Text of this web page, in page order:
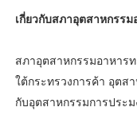
เกี่ยวกับสภาอุตสาหกรรม
สภาอุตสาหกรรมอาหาร
ใต้กระทรวงการค้า อุตส
กับอุตสาหกรรมการประม